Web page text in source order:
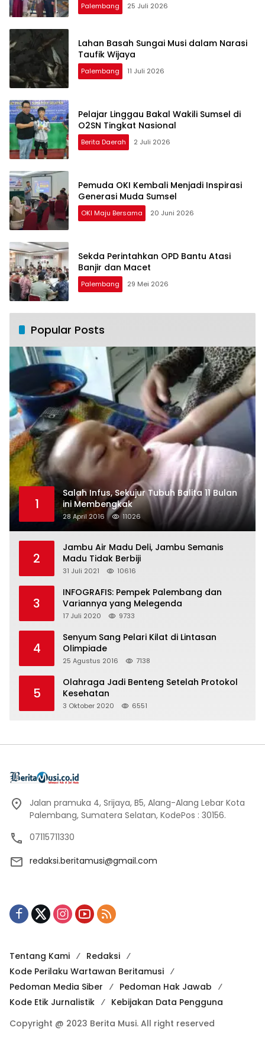
Palembang 25 Juli 2026
Lahan Basah Sungai Musi dalam Narasi
Taufik Wijaya
Palembang 11 Juli 2026
Pelajar Linggau Bakal Wakili Sumsel di
O2SN Tingkat Nasional
Berita Daerah 2 Juli 2026
Pemuda OKI Kembali Menjadi Inspirasi
Generasi Muda Sumsel
OKI Maju Bersama 20 Juni 2026
Sekda Perintahkan OPD Bantu Atasi
Banjir dan Macet
Palembang 29 Mei 2026
Popular Posts
1
Salah Infus, Sekujur Tubuh Balita 11 Bulan
ini Membengkak
28 April 2016 11026
2
Jambu Air Madu Deli, Jambu Semanis
Madu Tidak Berbiji
31 Juli 2021 10616
3
INFOGRAFIS: Pempek Palembang dan
Variannya yang Melegenda
17 Juli 2020 9733
4
Senyum Sang Pelari Kilat di Lintasan
Olimpiade
25 Agustus 2016 7138
5
Olahraga Jadi Benteng Setelah Protokol
Kesehatan
3 Oktober 2020 6551
Jalan pramuka 4, Srijaya, B5, Alang-Alang Lebar Kota
Palembang, Sumatera Selatan, KodePos : 30156.
07115711330
redaksi.beritamusi@gmail.com
Tentang Kami
Redaksi
Kode Perilaku Wartawan Beritamusi
Pedoman Media Siber
Pedoman Hak Jawab
Kode Etik Jurnalistik
Kebijakan Data Pengguna
Copyright @ 2023 Berita Musi. All right reserved